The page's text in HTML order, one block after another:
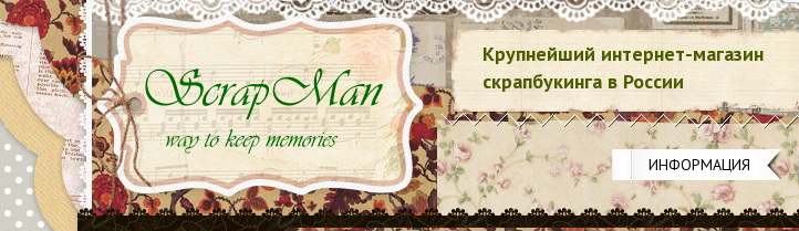
Крупнейший интернет-магазин
скрапбукинга в России
ИНФОРМАЦИЯ